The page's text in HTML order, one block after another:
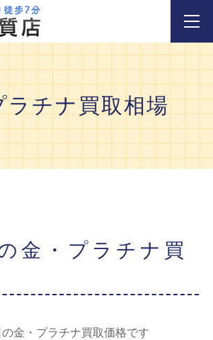
ラチナ買取相場
金・プラチナ買
金・プラチナ買取価格です